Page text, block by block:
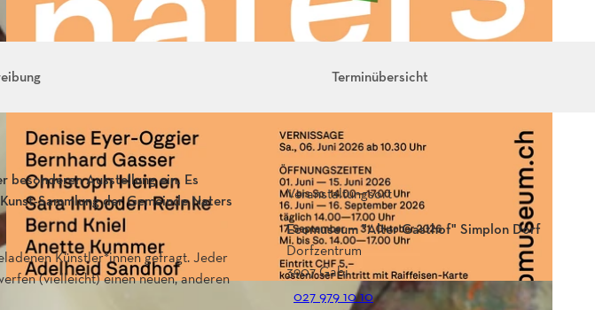
Terminübersicht
besonderen Ausstellung ein. Es
Sammlung der Gemeinde Naters
Künstler*innen gefragt. Jeder
(vielleicht) einen neuen, anderen
Veranstaltungsort
Ecomuseum "Alter Gasthof" Simplon Dorf
Dorfzentrum
3907Gabi
027 979 10 10